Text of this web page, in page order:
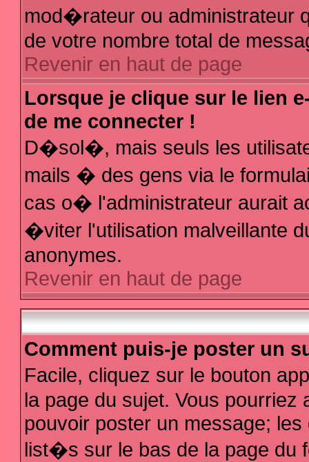
mod�rateur ou administrateur
de votre nombre total de
Revenir en haut de page
Lorsque je clique sur le lien
de me connecter !
D�sol�, mais seuls les
mails � des gens via le
cas o� l'administrateur aurait
�viter l'utilisation malveillante
anonymes.
Revenir en haut de page
Comment puis-je poster un
Facile, cliquez sur le bouton
la page du sujet. Vous
pouvoir poster un message;
list�s sur le bas de la page du